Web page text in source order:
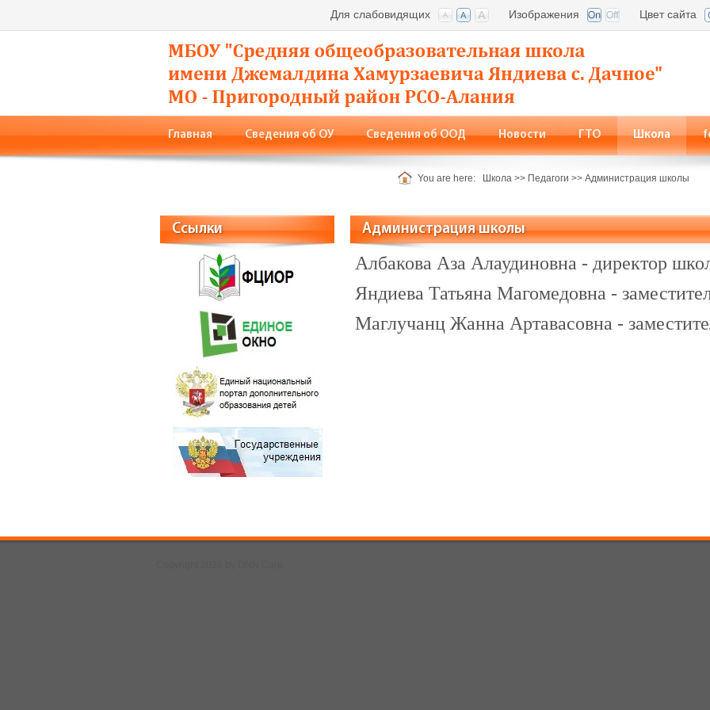
Цвет сайта
Изображения
Для слабовидящих
Главная Сведения об ОУ Сведения об ООД Новости ГТО Школа
You are here: Школа >> Педагоги >> Администрация школы
Ссылки Администрация школы
Албакова Аза Алаудиновна - директор
Яндиева Татьяна Магомедовна -
Маглучанц Жанна Артавасовна -